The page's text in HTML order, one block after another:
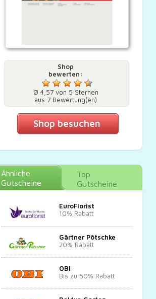
Shop
bewerten:
Ø 4,57 von 5 Sternen
aus 7 Bewertung(en)
Shop besuchen
Ähnliche
Gutscheine
Top
Gutscheine
EuroFlorist
10% Rabatt
Gärtner Pötschke
20% Rabatt
OBI
Bis zu 50% Rabatt